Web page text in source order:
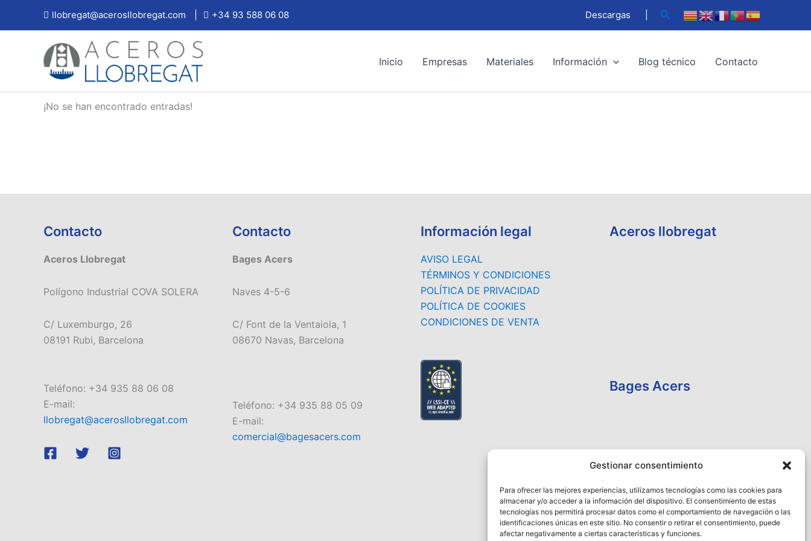
Gestionar consentimiento
Para ofrecer las mejores experiencias, utilizamos tecnologías como las cookies para
almacenar y/o acceder a la información del dispositivo. El consentimiento de estas
tecnologías nos permitirá procesar datos como el comportamiento de navegación o las
identificaciones únicas en este sitio. No consentir o retirar el consentimiento, puede
afectar negativamente a ciertas características y funciones.
llobregat@acerosllobregat.com +34 93 588 06 08 Descargas Buscar
Inicio Empresas Materiales Información Blog técnico Contacto
¡No se han encontrado entradas!
Contacto
Aceros Llobregat
Polígono Industrial COVA SOLERA
C/ Luxemburgo, 26
08191 Rubi, Barcelona
Teléfono: +34 935 88 06 08
E-mail:
llobregat@acerosllobregat.com
Contacto
Bages Acers
Naves 4-5-6
C/ Font de la Ventaiola, 1
08670 Navas, Barcelona
Teléfono: +34 935 88 05 09
E-mail:
comercial@bagesacers.com
Información legal
AVISO LEGAL
TÉRMINOS Y CONDICIONES
POLÍTICA DE PRIVACIDAD
POLÍTICA DE COOKIES
CONDICIONES DE VENTA
Aceros llobregat
Bages Acers